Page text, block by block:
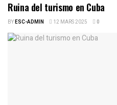
Ruina del turismo en Cuba
BYESC-ADMIN 12 MARS 2025 0